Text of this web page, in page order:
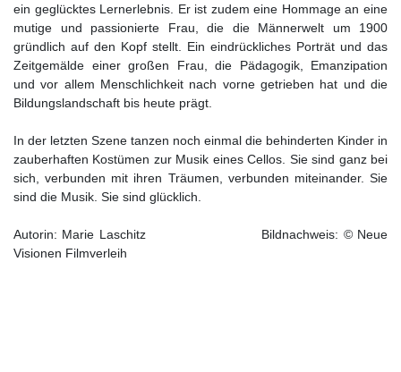
ein geglücktes Lernerlebnis. Er ist zudem eine Hommage an eine
mutige und passionierte Frau, die die Männerwelt um 1900
gründlich auf den Kopf stellt. Ein eindrückliches Porträt und das
Zeitgemälde einer großen Frau, die Pädagogik, Emanzipation
und vor allem Menschlichkeit nach vorne getrieben hat und die
Bildungslandschaft bis heute prägt.
In der letzten Szene tanzen noch einmal die behinderten Kinder in
zauberhaften Kostümen zur Musik eines Cellos. Sie sind ganz bei
sich, verbunden mit ihren Träumen, verbunden miteinander. Sie
sind die Musik. Sie sind glücklich.
Autorin: Marie Laschitz Bildnachweis: © Neue
Visionen Filmverleih